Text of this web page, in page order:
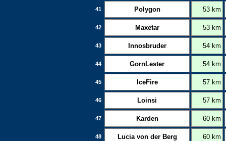
41 Polygon 53 km
42 Maxetar 53 km
43 Innosbruder 54 km
44 GornLester 54 km
45 IceFire 57 km
46 Loinsi 57 km
47 Karden 60 km
48 Lucia von der Berg 60 km